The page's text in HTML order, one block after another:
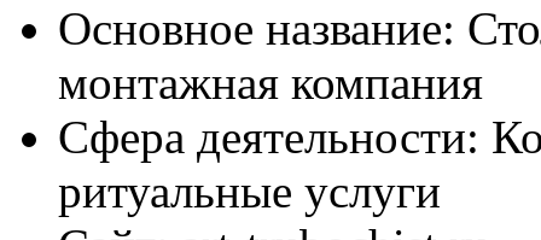
Основное название:
монтажная компания
Сфера деятельности:
ритуальные услуги